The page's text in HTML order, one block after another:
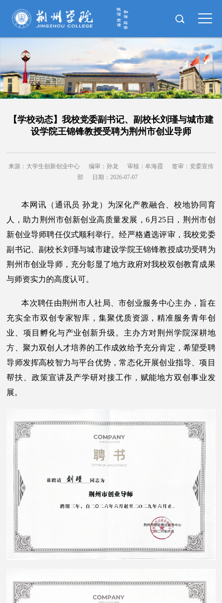
【学校动态】我校党委副书记、副校长刘瑾与城市建
设学院王锦锋教授受聘为荆州市创业导师
来源：大学生创新创业中心 编审：孙龙 审核：牟海霞
签审：党委宣传
部
日期：2026-07-07
本网讯（通讯员 孙龙）为深化产教融合、校地协同育
人，助力荆州市创新创业高质量发展，6月25日，荆州市创
新创业导师聘任仪式顺利举行。经严格遴选评审，我校党委
副书记、副校长刘瑾与城市建设学院王锦锋教授成功受聘为
荆州市创业导师，充分彰显了地方政府对我校双创教育成果
与师资实力的高度认可。
本次聘任由荆州市人社局、市创业服务中心主办，旨在
充实全市双创专家智库，集聚优质资源，精准服务青年创
业、项目孵化与产业创新升级。主办方对荆州学院深耕地
方、聚力双创人才培养的工作成效给予充分肯定，希望受聘
导师发挥高校智力与平台优势，常态化开展创业指导、项目
帮扶、政策宣讲及产学研对接工作，赋能地方双创事业发
展。